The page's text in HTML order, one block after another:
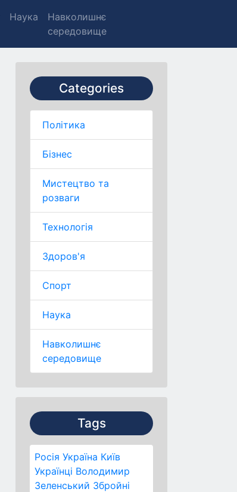
Наука
Навколишнє
середовище
Categories
Політика
Бізнес
Мистецтво та
розваги
Технологія
Здоров'я
Спорт
Наука
Навколишнє
середовище
Tags
Росія Україна Київ
Українці Володимир
Зеленський Збройні